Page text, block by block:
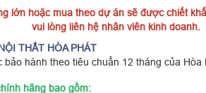
lớn hoặc mua theo dự án sẽ được chiết
vui lòng liên hệ nhân viên kinh doanh.
THẤT HÒA PHÁT
hành theo tiêu chuẩn 12 tháng của Hòa
hãng bao gồm: